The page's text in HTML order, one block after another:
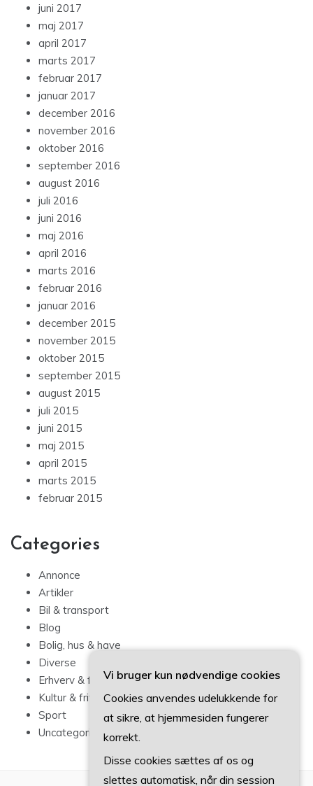
juni 2017
maj 2017
april 2017
marts 2017
februar 2017
januar 2017
december 2016
november 2016
oktober 2016
september 2016
august 2016
juli 2016
juni 2016
maj 2016
april 2016
marts 2016
februar 2016
januar 2016
december 2015
november 2015
oktober 2015
september 2015
august 2015
juli 2015
juni 2015
maj 2015
april 2015
marts 2015
februar 2015
Categories
Annonce
Artikler
Bil & transport
Blog
Bolig, hus & have
Diverse
Erhverv & forbrug
Kultur & fritid
Sport
Uncategorized
Vi bruger kun nødvendige cookies
Cookies anvendes udelukkende for
at sikre, at hjemmesiden fungerer
korrekt.
Disse cookies sættes af os og
slettes automatisk, når din session